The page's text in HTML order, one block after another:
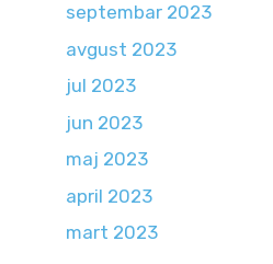
septembar 2023
avgust 2023
jul 2023
jun 2023
maj 2023
april 2023
mart 2023